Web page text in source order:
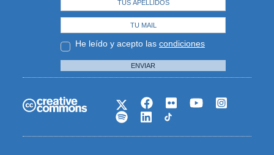
He leído y acepto las condiciones
ENVIAR